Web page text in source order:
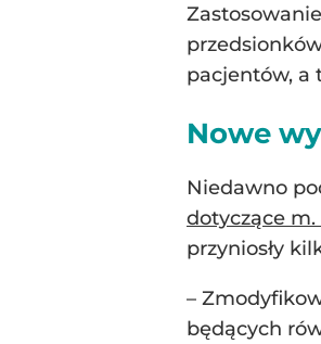
pacjentów, a
Nowe
Niedawno
dotyczące
przyniosły
–
będących